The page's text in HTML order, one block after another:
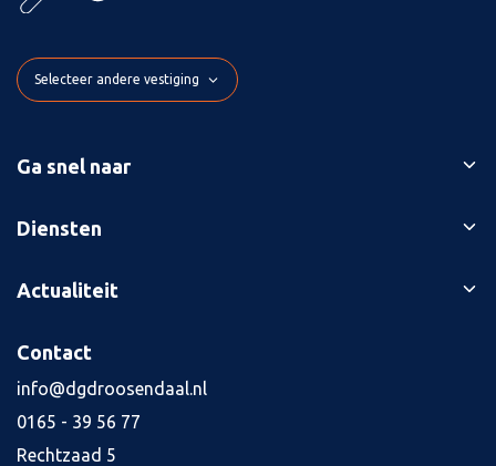
Selecteer andere vestiging
Ga snel naar
Ons verhaal
Succesverhalen
Diensten
Bedrijfsopvolging
Boekhouding
Jaarrekening
Kredietaanvraag
Salarisadministratie
Actualiteit
Blog
Kennisbank
Vacatures
4
Contact
info@dgdroosendaal.nl
0165 - 39 56 77
Rechtzaad 5